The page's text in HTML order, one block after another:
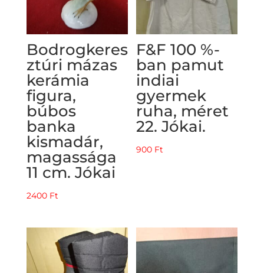
Bodrogkeres
ztúri mázas
kerámia
figura,
búbos
banka
kismadár,
magassága
11 cm. Jókai
2400 Ft
F&F 100 %-
ban pamut
indiai
gyermek
ruha, méret
22. Jókai.
900 Ft